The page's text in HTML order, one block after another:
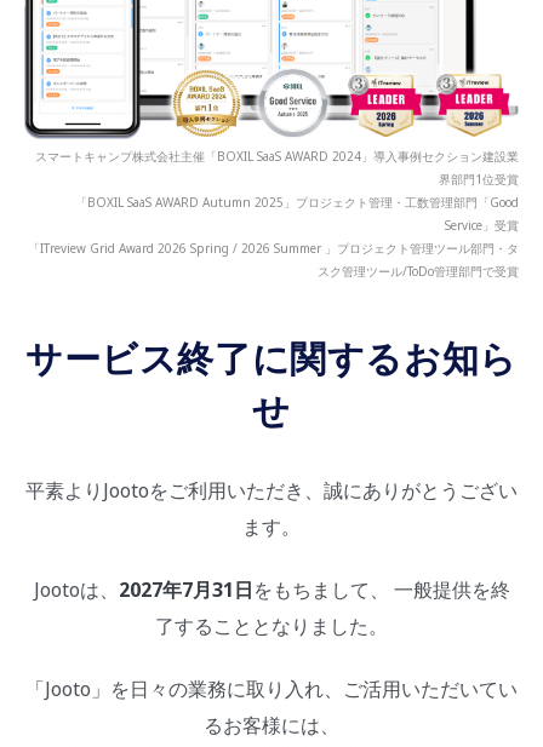
スマートキャンプ株式会社主催「BOXIL SaaS AWARD 2024」導入事例セクション建設業
界部門1位受賞
「BOXIL SaaS AWARD Autumn 2025」プロジェクト管理・工数管理部門「Good
Service」受賞
「ITreview Grid Award 2026 Spring / 2026 Summer 」プロジェクト管理ツール部門・タ
スク管理ツール/ToDo管理部門で受賞
サービス終了に関するお知ら
せ
平素よりJootoをご利用いただき、誠にありがとうござい
ます。
Jootoは、 2027年7月31日をもちまして、 一般提供を終
了することとなりました。
「Jooto」を日々の業務に取り入れ、ご活用いただいてい
るお客様には、